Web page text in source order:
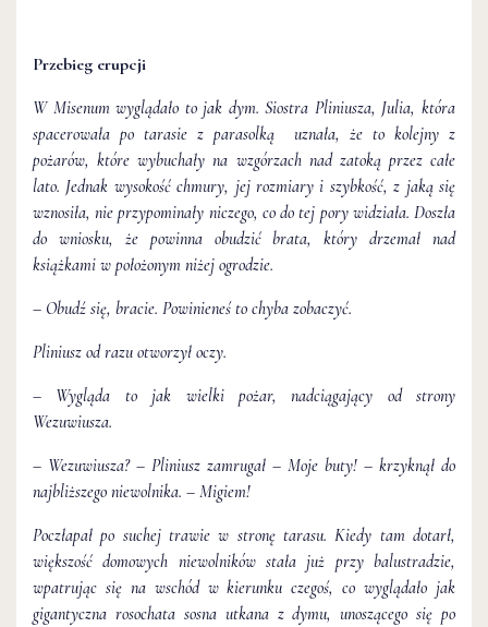
Przebieg erupcji
W Misenum wyglądało to jak dym. Siostra Pliniusza, Julia, która
spacerowała po tarasie z parasolką uznała, że to kolejny z
pożarów, które wybuchały na wzgórzach nad zatoką przez całe
lato. Jednak wysokość chmury, jej rozmiary i szybkość, z jaką się
wznosiła, nie przypominały niczego, co do tej pory widziała. Doszła
do wniosku, że powinna obudzić brata, który drzemał nad
książkami w położonym niżej ogrodzie.
– Obudź się, bracie. Powinieneś to chyba zobaczyć.
Pliniusz od razu otworzył oczy.
– Wygląda to jak wielki pożar, nadciągający od strony
Wezuwiusza.
– Wezuwiusza? – Pliniusz zamrugał – Moje buty! – krzyknął do
najbliższego niewolnika. – Migiem!
Poczłapał po suchej trawie w stronę tarasu. Kiedy tam dotarł,
większość domowych niewolników stała już przy balustradzie,
wpatrując się na wschód w kierunku czegoś, co wyglądało jak
gigantyczna rosochata sosna utkana z dymu, unoszącego się po